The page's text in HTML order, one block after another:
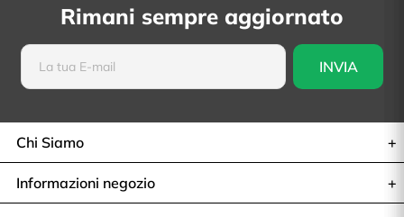
Rimani sempre aggiornato
Chi Siamo
Informazioni negozio